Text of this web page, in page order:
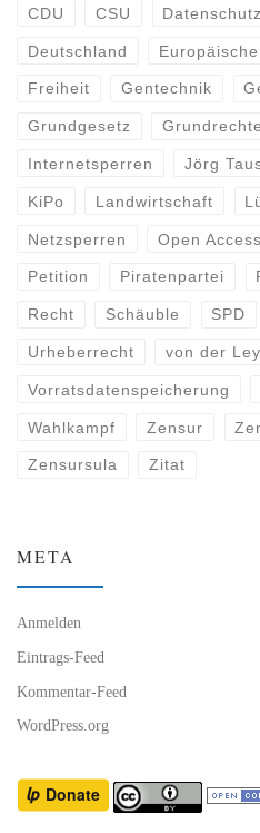
CDU CSU Datenschutz
Deutschland
Freiheit Gentechnik
Grundgesetz Grundrechte
Internetsperren Jörg
KiPo Landwirtschaft
Netzsperren Open Access
Petition Piratenpartei
Recht Schäuble SPD
Urheberrecht von der
Vorratsdatenspeicherung
Wahlkampf Zensur
Zensursula Zitat
META
Anmelden
Eintrags-Feed
Kommentar-Feed
WordPress.org